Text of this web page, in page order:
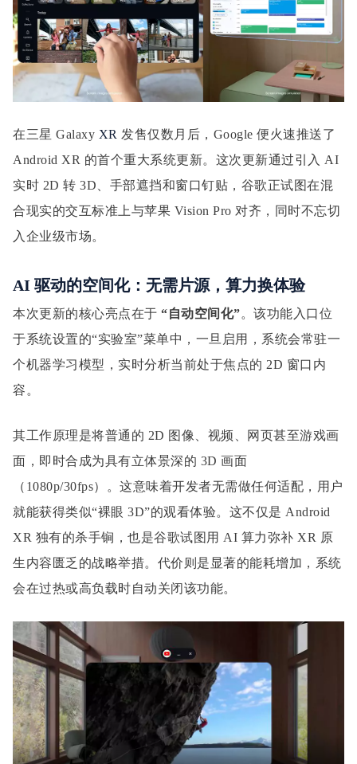
在三星 Galaxy XR 发售仅数月后，Google 便火速推送了
Android XR 的首个重大系统更新。这次更新通过引入 AI
实时 2D 转 3D、手部遮挡和窗口钉贴，谷歌正试图在混
合现实的交互标准上与苹果 Vision Pro 对齐，同时不忘切
入企业级市场。
AI 驱动的空间化：无需片源，算力换体验
本次更新的核心亮点在于 “自动空间化”。该功能入口位
于系统设置的“实验室”菜单中，一旦启用，系统会常驻一
个机器学习模型，实时分析当前处于焦点的 2D 窗口内
容。
其工作原理是将普通的 2D 图像、视频、网页甚至游戏画
面，即时合成为具有立体景深的 3D 画面
（1080p/30fps）。这意味着开发者无需做任何适配，用户
就能获得类似“裸眼 3D”的观看体验。这不仅是 Android
XR 独有的杀手锏，也是谷歌试图用 AI 算力弥补 XR 原
生内容匮乏的战略举措。代价则是显著的能耗增加，系统
会在过热或高负载时自动关闭该功能。